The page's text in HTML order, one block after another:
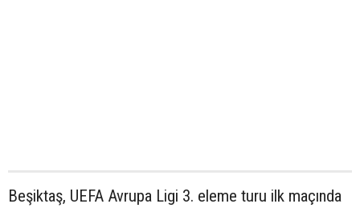
Beşiktaş, UEFA Avrupa Ligi 3. eleme turu ilk maçında